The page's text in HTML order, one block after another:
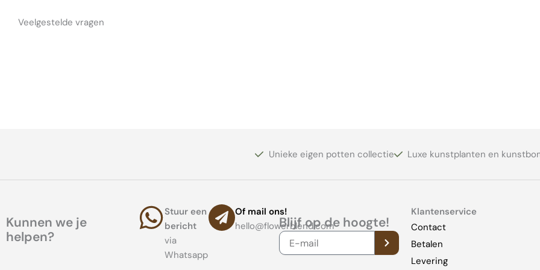
Veelgestelde vragen
Unieke eigen potten collectie Luxe kunstplanten en
Kunnen we je
helpen?
Stuur een
bericht
via
Whatsapp
Of mail ons!
hello@flowerblend.com
Blijf op de hoogte!
E-
mail
VERZENDEN
Klantenservice
Contact
Betalen
Levering